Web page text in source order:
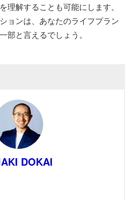
理解することも可能にします。
ョンは、あなたのライフプラン
部と言えるでしょう。
DOKAI